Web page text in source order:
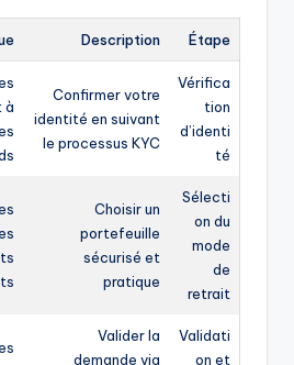
Étape
Description
Vérifica
tion
d’identi
té
Confirmer votre
identité en suivant
le processus KYC
à
Sélecti
on du
mode
de
retrait
Choisir un
portefeuille
sécurisé et
pratique
Validati
on et
Valider la
demande via